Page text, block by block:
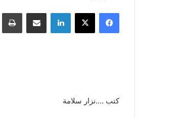
فيسبوك X لينكدإن مشاركة عبر البريد
كتب ….نزار سلامة